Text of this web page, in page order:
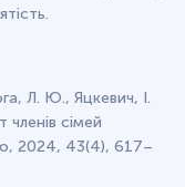
Л. Ю., Яцкевич, І.
сімей
2024, 43(4), 617–